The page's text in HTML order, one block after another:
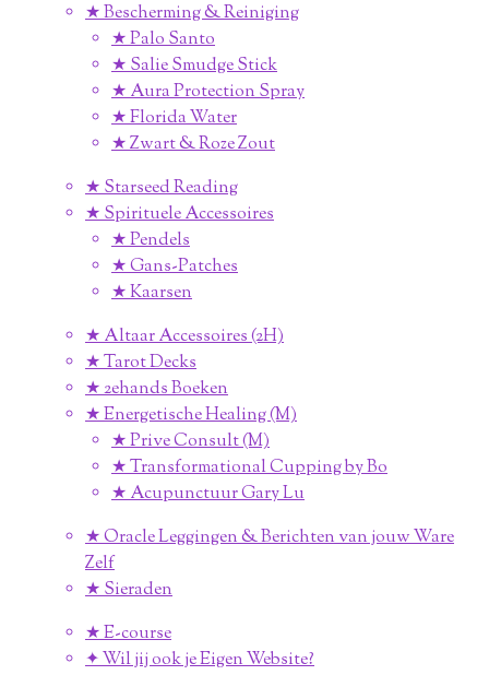
★ Bescherming & Reiniging
★ Palo Santo
★ Salie Smudge Stick
★ Aura Protection Spray
★ Florida Water
★ Zwart & Roze Zout
★ Starseed Reading
★ Spirituele Accessoires
★ Pendels
★ Gans-Patches
★ Kaarsen
★ Altaar Accessoires (2H)
★ Tarot Decks
★ 2ehands Boeken
★ Energetische Healing (M)
★ Prive Consult (M)
★ Transformational Cupping by Bo
★ Acupunctuur Gary Lu
★ Oracle Leggingen & Berichten van jouw Ware
Zelf
★ Sieraden
★ E-course
✦ Wil jij ook je Eigen Website?